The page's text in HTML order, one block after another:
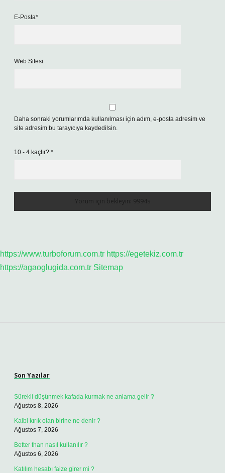
E-Posta*
Web Sitesi
Daha sonraki yorumlarımda kullanılması için adım, e-posta adresim ve
site adresim bu tarayıcıya kaydedilsin.
10 - 4 kaçtır? *
https://www.turboforum.com.tr https://egetekiz.com.tr
https://agaoglugida.com.tr Sitemap
Son Yazılar
Sürekli düşünmek kafada kurmak ne anlama gelir ?
Ağustos 8, 2026
Kalbi kırık olan birine ne denir ?
Ağustos 7, 2026
Better than nasıl kullanılır ?
Ağustos 6, 2026
Katılım hesabı faize girer mi ?